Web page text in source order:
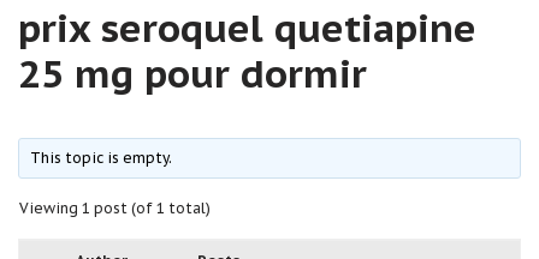
prix seroquel quetiapine
25 mg pour dormir
This topic is empty.
Viewing 1 post (of 1 total)